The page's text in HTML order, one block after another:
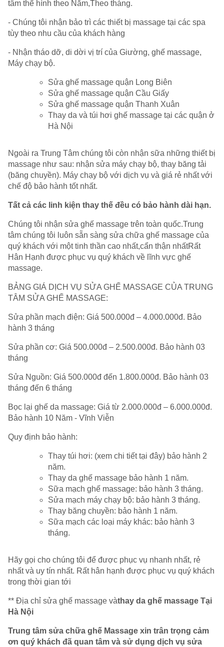
tâm thể hình theo Năm,Theo tháng.
- Chúng tôi nhận bảo trì các thiết bị massage tại các spa
tùy theo nhu cầu của khách hàng
- Nhận tháo dỡ, di dời vị trí của Giường, ghế massage,
Máy chạy bộ.
Sửa ghế massage quận Long Biên
Sửa ghế massage quận Cầu Giấy
Sửa ghế massage quận Thanh Xuân
Thay da và túi hơi ghế massage tại các quận ở
Hà Nội
Ngoài ra Trung Tâm chúng tôi còn nhận sữa những thiết bị
massage như sau: nhận sửa máy chạy bộ, thay băng tải
(băng chuyền). Máy chạy bộ với dịch vụ và giá rẻ nhất với
chế độ bảo hành tốt nhất.
Tất cả các linh kiện thay thế đều có bảo hành dài hạn.
Chúng tôi nhận sửa ghế massage trên toàn quốc.Trung
tâm chúng tôi luôn sẵn sàng sửa chữa ghế massage của
quý khách với một tinh thần cao nhất,cẩn thận nhấtRất
Hân Hạnh được phục vụ quý khách về lĩnh vực ghế
massage.
BẢNG GIÁ DỊCH VỤ SỬA GHẾ MASSAGE CỦA TRUNG
TÂM SỬA GHẾ MASSAGE:
Sửa phần mạch điện: Giá 500.000đ – 4.000.000đ. Bảo
hành 3 tháng
Sửa phần cơ: Giá 500.000đ – 2.500.000đ. Bảo hành 03
tháng
Sửa Nguồn: Giá 500.000đ đến 1.800.000đ. Bảo hành 03
tháng đến 6 tháng
Bọc lại ghế da massage: Giá từ 2.000.000đ – 6.000.000đ.
Bảo hành 10 Năm - Vĩnh Viễn
Quy định bảo hành:
Thay túi hơi: (xem chi tiết tại đây) bảo hành 2
năm.
Thay da ghế massage bảo hành 1 năm.
Sữa mạch ghế massage: bảo hành 3 tháng.
Sửa mạch máy chạy bộ: bảo hành 3 tháng.
Thay băng chuyền: bảo hành 1 năm.
Sữa mạch các loại máy khác: bảo hành 3
tháng.
Hãy gọi cho chúng tôi để được phục vụ nhanh nhất, rẻ
nhất và uy tín nhất. Rất hân hạnh được phục vụ quý khách
trong thời gian tới
** Địa chỉ sửa ghế massage vàthay da ghế massage Tại
Hà Nội
Trung tâm sửa chữa ghế Massage xin trân trọng cảm
ơn quý khách đã quan tâm và sử dụng dịch vụ sửa